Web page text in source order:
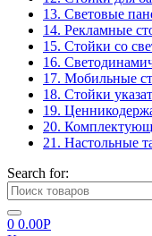
13. Световые
14. Рекламные
15. Стойки со
16.
17. Мобильные
18. Стойки
19.
20.
21. Настольные
Search for:
0 0.00Р